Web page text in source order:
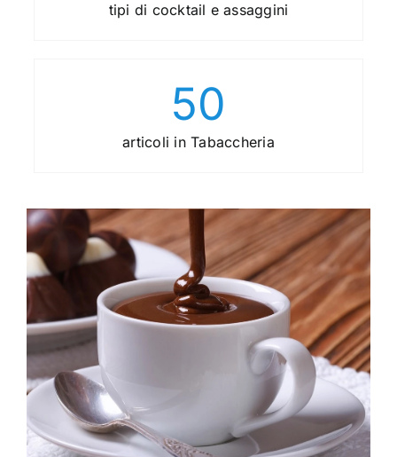
tipi di cocktail e assaggini
50
articoli in Tabaccheria